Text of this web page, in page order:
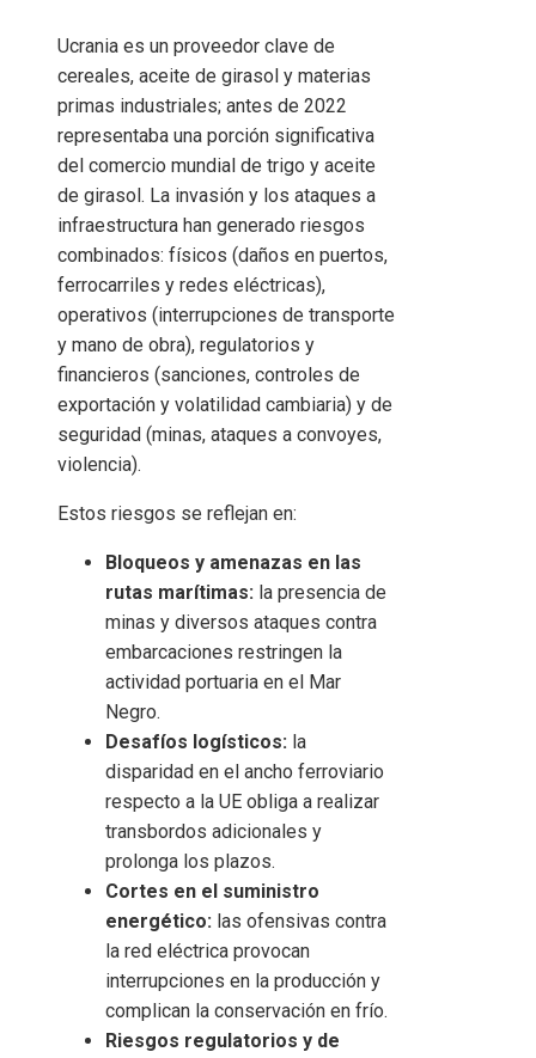
Ucrania es un proveedor clave de
cereales, aceite de girasol y materias
primas industriales; antes de 2022
representaba una porción significativa
del comercio mundial de trigo y aceite
de girasol. La invasión y los ataques a
infraestructura han generado riesgos
combinados: físicos (daños en puertos,
ferrocarriles y redes eléctricas),
operativos (interrupciones de transporte
y mano de obra), regulatorios y
financieros (sanciones, controles de
exportación y volatilidad cambiaria) y de
seguridad (minas, ataques a convoyes,
violencia).
Estos riesgos se reflejan en:
Bloqueos y amenazas en las
rutas marítimas: la presencia de
minas y diversos ataques contra
embarcaciones restringen la
actividad portuaria en el Mar
Negro.
Desafíos logísticos: la
disparidad en el ancho ferroviario
respecto a la UE obliga a realizar
transbordos adicionales y
prolonga los plazos.
Cortes en el suministro
energético: las ofensivas contra
la red eléctrica provocan
interrupciones en la producción y
complican la conservación en frío.
Riesgos regulatorios y de